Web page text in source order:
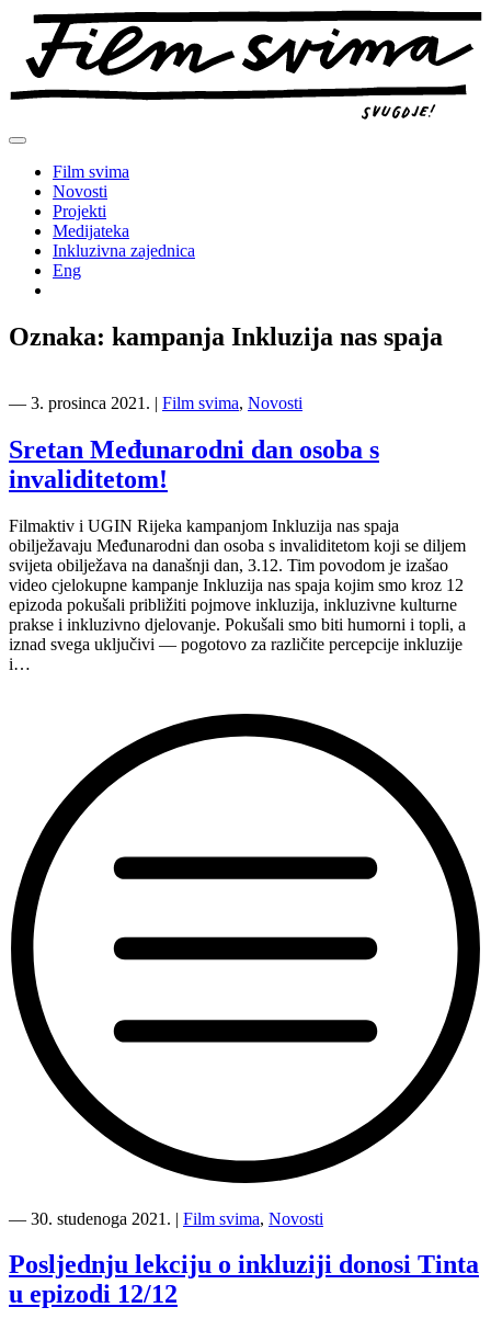
Preskoči
sadržaj
Film svima
Novosti
Projekti
Medijateka
Inkluzivna zajednica
Eng
Oznaka: kampanja Inkluzija nas spaja
― 3. prosinca 2021. | Film svima, Novosti
Sretan Međunarodni dan osoba s
invaliditetom!
Filmaktiv i UGIN Rijeka kampanjom Inkluzija nas spaja
obilježavaju Međunarodni dan osoba s invaliditetom koji se diljem
svijeta obilježava na današnji dan, 3.12. Tim povodom je izašao
video cjelokupne kampanje Inkluzija nas spaja kojim smo kroz 12
epizoda pokušali približiti pojmove inkluzija, inkluzivne kulturne
prakse i inkluzivno djelovanje. Pokušali smo biti humorni i topli, a
iznad svega uključivi — pogotovo za različite percepcije inkluzije
i…
Međunarodni
osoba
s
invaliditetom!”
― 30. studenoga 2021. | Film svima, Novosti
Posljednju lekciju o inkluziji donosi Tinta
u epizodi 12/12